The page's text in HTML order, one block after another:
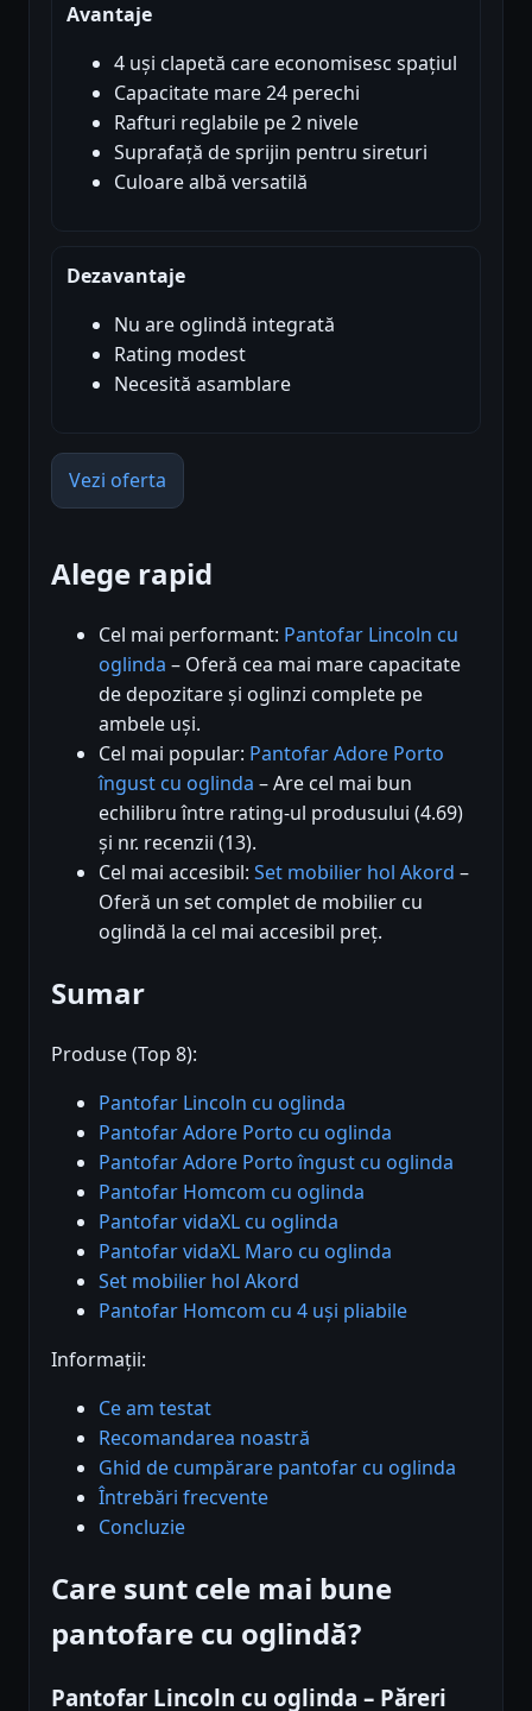
Avantaje
4 uși clapetă care economisesc spațiul
Capacitate mare 24 perechi
Rafturi reglabile pe 2 nivele
Suprafață de sprijin pentru sireturi
Culoare albă versatilă
Dezavantaje
Nu are oglindă integrată
Rating modest
Necesită asamblare
Vezi oferta
Alege rapid
Cel mai performant: Pantofar Lincoln cu
oglinda – Oferă cea mai mare capacitate
de depozitare și oglinzi complete pe
ambele uși.
Cel mai popular: Pantofar Adore Porto
îngust cu oglinda – Are cel mai bun
echilibru între rating-ul produsului (4.69)
și nr. recenzii (13).
Cel mai accesibil: Set mobilier hol Akord –
Oferă un set complet de mobilier cu
oglindă la cel mai accesibil preț.
Sumar
Produse (Top 8):
Pantofar Lincoln cu oglinda
Pantofar Adore Porto cu oglinda
Pantofar Adore Porto îngust cu oglinda
Pantofar Homcom cu oglinda
Pantofar vidaXL cu oglinda
Pantofar vidaXL Maro cu oglinda
Set mobilier hol Akord
Pantofar Homcom cu 4 uși pliabile
Informații:
Ce am testat
Recomandarea noastră
Ghid de cumpărare pantofar cu oglinda
Întrebări frecvente
Concluzie
Care sunt cele mai bune
pantofare cu oglindă?
Pantofar Lincoln cu oglinda – Păreri